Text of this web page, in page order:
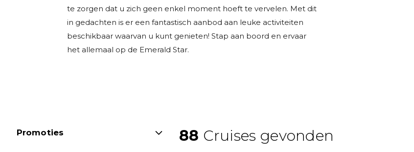
te zorgen dat u zich geen enkel moment hoeft te vervelen. Met dit
in gedachten is er een fantastisch aanbod aan leuke activiteiten
beschikbaar waarvan u kunt genieten! Stap aan boord en ervaar
het allemaal op de Emerald Star.